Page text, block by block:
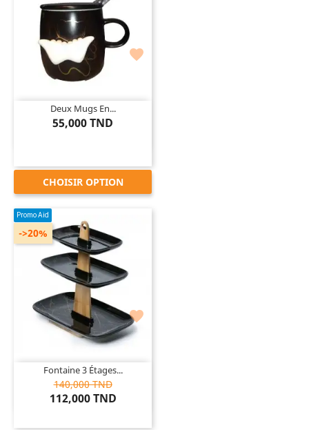

Deux Mugs En...
55,000 TND
CHOISIR OPTION

Promo Aid
Fontaine 3 Étages...
140,000 TND
112,000 TND
->20%